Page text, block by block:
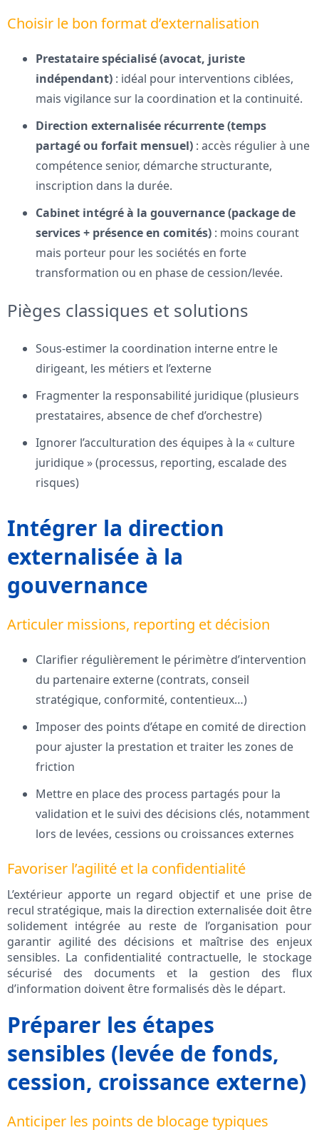
Choisir le bon format d’externalisation
Prestataire spécialisé (avocat, juriste
indépendant) : idéal pour interventions ciblées,
mais vigilance sur la coordination et la continuité.
Direction externalisée récurrente (temps
partagé ou forfait mensuel) : accès régulier à une
compétence senior, démarche structurante,
inscription dans la durée.
Cabinet intégré à la gouvernance (package de
services + présence en comités) : moins courant
mais porteur pour les sociétés en forte
transformation ou en phase de cession/levée.
Pièges classiques et solutions
Sous-estimer la coordination interne entre le
dirigeant, les métiers et l’externe
Fragmenter la responsabilité juridique (plusieurs
prestataires, absence de chef d’orchestre)
Ignorer l’acculturation des équipes à la « culture
juridique » (processus, reporting, escalade des
risques)
Intégrer la direction
externalisée à la
gouvernance
Articuler missions, reporting et décision
Clarifier régulièrement le périmètre d’intervention
du partenaire externe (contrats, conseil
stratégique, conformité, contentieux…)
Imposer des points d’étape en comité de direction
pour ajuster la prestation et traiter les zones de
friction
Mettre en place des process partagés pour la
validation et le suivi des décisions clés, notamment
lors de levées, cessions ou croissances externes
Favoriser l’agilité et la confidentialité
L’extérieur apporte un regard objectif et une prise de
recul stratégique, mais la direction externalisée doit être
solidement intégrée au reste de l’organisation pour
garantir agilité des décisions et maîtrise des enjeux
sensibles. La confidentialité contractuelle, le stockage
sécurisé des documents et la gestion des flux
d’information doivent être formalisés dès le départ.
Préparer les étapes
sensibles (levée de fonds,
cession, croissance externe)
Anticiper les points de blocage typiques